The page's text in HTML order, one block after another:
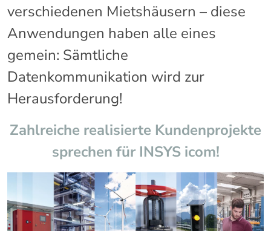
verschiedenen Mietshäusern – diese
Anwendungen haben alle eines
gemein: Sämtliche
Datenkommunikation wird zur
Herausforderung!
Zahlreiche realisierte Kundenprojekte
sprechen für INSYS icom!